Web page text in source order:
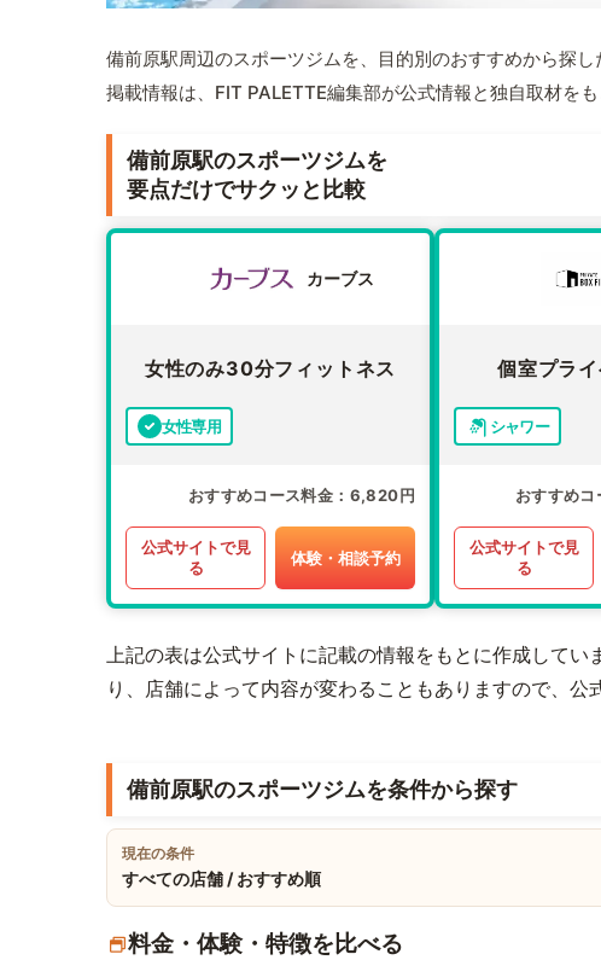
備前原駅周辺のスポーツジムを、目的別のおすすめから探
掲載情報は、FIT PALETTE編集部が公式情報と独自取材をも
備前原駅のスポーツジムを
要点だけでサクッと比較
カーブス
女性のみ30分フィットネス
女性専用
おすすめコース料金 6,820円
公式サイトで見
る
体験・相談予約
個室プラ
シャワー
おすすめコ
公式サイトで見
る
上記の表は公式サイトに記載の情報をもとに作成して
り、店舗によって内容が変わることもありますので、公
備前原駅のスポーツジムを条件から探す
現在の条件
すべての店舗 / おすすめ順
料金・体験・特徴を比べる